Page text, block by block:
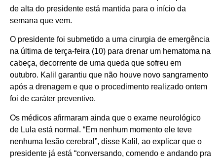
de alta do presidente está mantida para o início da
semana que vem.
O presidente foi submetido a uma cirurgia de emergência
na última de terça-feira (10) para drenar um hematoma na
cabeça, decorrente de uma queda que sofreu em
outubro. Kalil garantiu que não houve novo sangramento
após a drenagem e que o procedimento realizado ontem
foi de caráter preventivo.
Os médicos afirmaram ainda que o exame neurológico
de Lula está normal. “Em nenhum momento ele teve
nenhuma lesão cerebral”, disse Kalil, ao explicar que o
presidente já está “conversando, comendo e andando pra